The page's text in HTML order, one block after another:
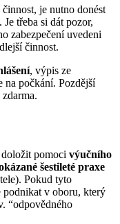
je nutno donést
třeba si dát pozor,
zabezpečení uvedeni
činnost.
, výpis ze
na počkání. Pozdější
pomoci výučního
šestileté praxe
Pokud tyto
podnikat v oboru, který
“odpovědného